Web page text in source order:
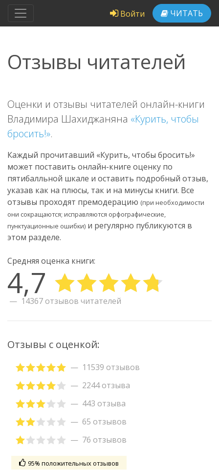
Войти ЧИТАТЬ
Отзывы читателей
Оценки и отзывы читателей онлайн-книги
Владимира Шахиджаняна «Курить, чтобы
бросить!».
Каждый прочитавший «Курить, чтобы бросить!»
может поставить онлайн-книге оценку по
пятибалльной шкале и оставить подробный отзыв,
указав как на плюсы, так и на минусы книги. Все
отзывы проходят премодерацию (при необходимости
они сокращаются; исправляются орфографические,
пунктуационные ошибки) и регулярно публикуются в
этом разделе.
Средняя оценка книги:
4,7
14367 отзывов читателей
Отзывы с оценкой:
11539 отзывов
2244 отзыва
443 отзыва
65 отзывов
76 отзывов
95% положительных отзывов